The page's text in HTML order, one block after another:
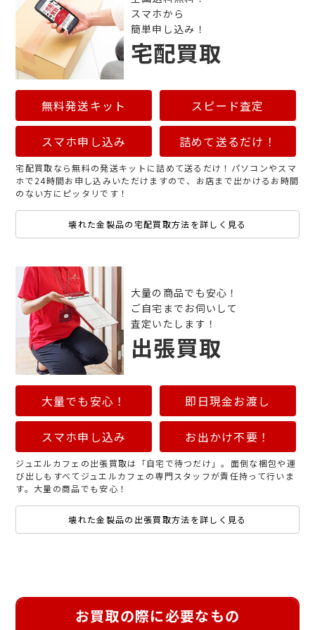
スマホから
簡単申し込み！
宅配買取
無料発送キット スピード査定
スマホ申し込み 詰めて送るだけ！
宅配買取なら無料の発送キットに詰めて送るだけ！パソコンやスマ
ホで24時間お申し込みいただけますので、お店まで出かけるお時間
のない方にピッタリです！
壊れた金製品の宅配買取方法を詳しく見る
大量の商品でも安心！
ご自宅までお伺いして
査定いたします！
出張買取
大量でも安心！ 即日現金お渡し
スマホ申し込み お出かけ不要！
ジュエルカフェの出張買取は「自宅で待つだけ」。面倒な梱包や運
び出しもすべてジュエルカフェの専門スタッフが責任持って行いま
す。大量の商品でも安心！
壊れた金製品の出張買取方法を詳しく見る
お買取の際に必要なもの